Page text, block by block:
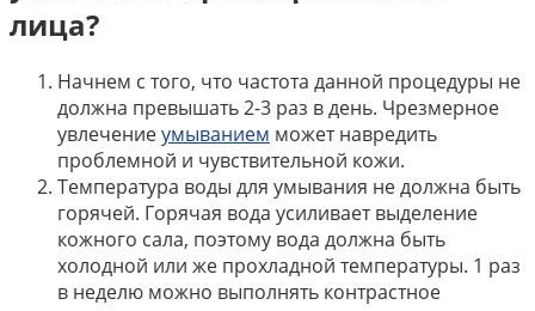
лица?
Начнем с того, что частота данной процедуры не
должна превышать 2-3 раз в день. Чрезмерное
увлечениеумыванием может навредить
проблемной и чувствительной кожи.
Температура воды для умывания не должна быть
горячей. Горячая вода усиливает выделение
кожного сала, поэтому вода должна быть
холодной или же прохладной температуры. 1 раз
в неделю можно выполнять контрастное